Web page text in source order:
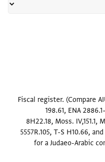
Fiscal register. (Compare
198.61, ENA
8H22.18, Moss. IV,151.1,
5557R.105, T-S H10.66,
for a Judaeo-Arabic